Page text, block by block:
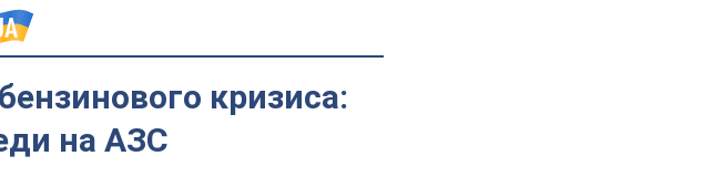
кризиса:
на АЗС